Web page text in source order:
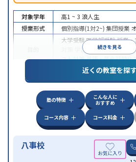
続きを見る
対象学年 高1 ~ 3 浪人生
授業形式
個別指導(1対2~) 集団授業
大学受験医学部受験授業
学習習慣の定着 国公立
スト対策英語・英会話特化
特徴
中高一貫校生に対応授業の
ブレットを利用1科目から
受講可
自習室あり
近くの教室を探す
塾の特徴
こんな人に
おすすめ
コース内容
コース料金
八事校